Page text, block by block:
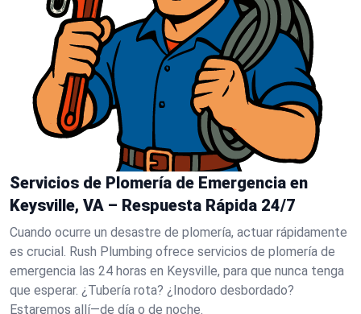
Servicios de Plomería de Emergencia en
Keysville, VA – Respuesta Rápida 24/7
Cuando ocurre un desastre de plomería, actuar rápidamente
es crucial. Rush Plumbing ofrece servicios de plomería de
emergencia las 24 horas en Keysville, para que nunca tenga
que esperar. ¿Tubería rota? ¿Inodoro desbordado?
Estaremos allí—de día o de noche.